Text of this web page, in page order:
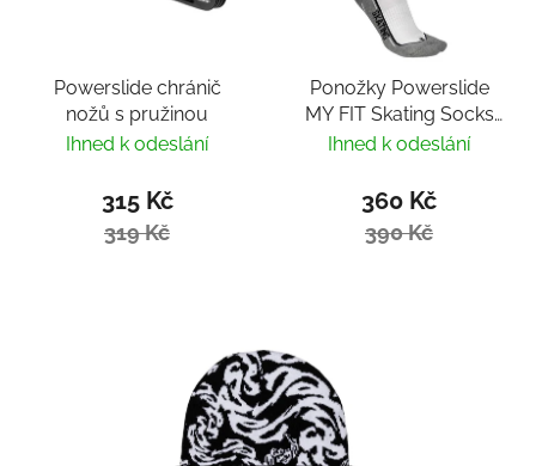
Powerslide chránič
nožů s pružinou
Ihned k odeslání
315 Kč
319 Kč
Ponožky Powerslide
MY FIT Skating Socks
Fitness
Ihned k odeslání
360 Kč
390 Kč